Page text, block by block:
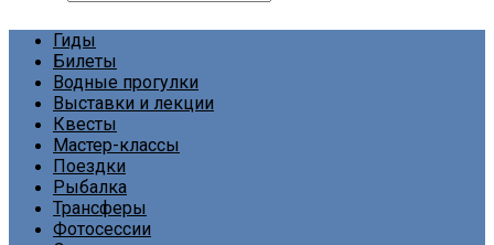
Гиды
Билеты
Водные прогулки
Выставки и лекции
Квесты
Мастер-классы
Поездки
Рыбалка
Трансферы
Фотосессии